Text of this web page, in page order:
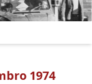
1974